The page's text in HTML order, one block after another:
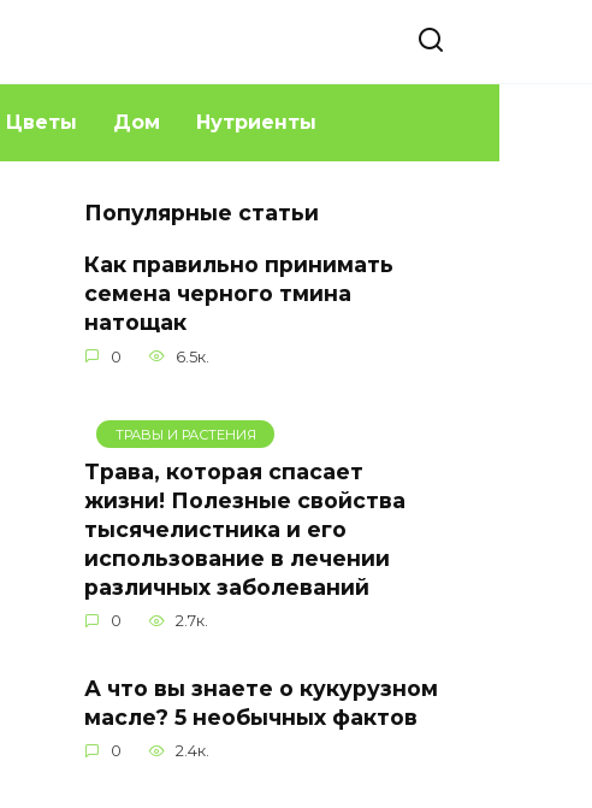
Цветы Дом Нутриенты
Популярные статьи
Как правильно принимать
семена черного тмина
натощак
0 6.5к.
ТРАВЫ И РАСТЕНИЯ
Трава, которая спасает
жизни! Полезные свойства
тысячелистника и его
использование в лечении
различных заболеваний
0 2.7к.
А что вы знаете о кукурузном
масле? 5 необычных фактов
0 2.4к.